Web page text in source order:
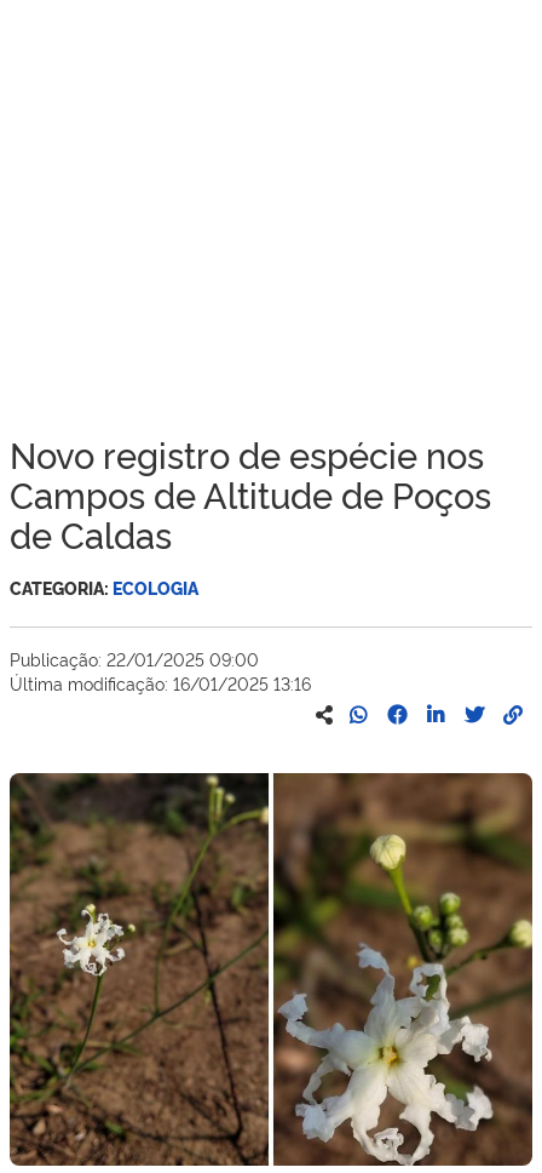
Novo registro de espécie nos
Campos de Altitude de Poços
de Caldas
CATEGORIA: ECOLOGIA
Publicação: 22/01/2025 09:00
Última modificação: 16/01/2025 13:16